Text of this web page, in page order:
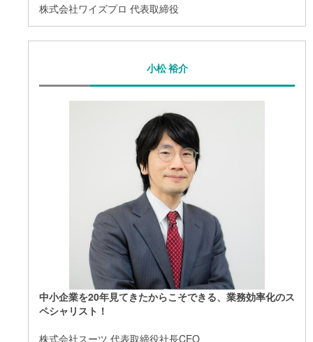
株式会社ワイズプロ​ 代表取締役
小松 裕介
中小企業を20年見てきたからこそできる、業務効率化のス
ペシャリスト！
株式会社スーツ 代表取締役社長CEO